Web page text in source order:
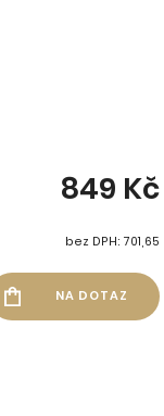
849 Kč
bez DPH: 701,65